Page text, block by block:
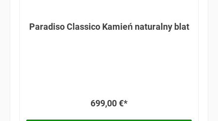
Paradiso Classico Kamień naturalny blat
699,00 €*